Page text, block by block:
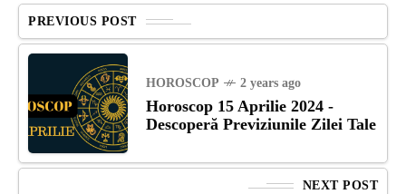
PREVIOUS POST
HOROSCOP 2 years ago
Horoscop 15 Aprilie 2024 -
Descoperă Previziunile Zilei Tale
NEXT POST